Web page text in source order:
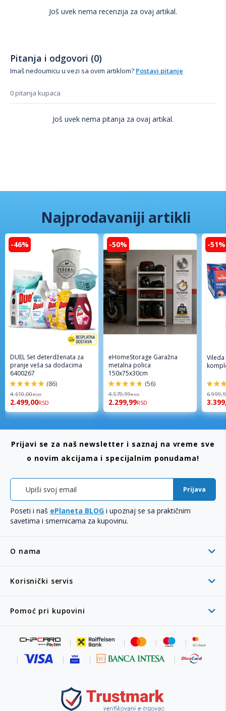
Još uvek nema recenzija za ovaj artikal.
Pitanja i odgovori (0)
Imaš nedoumicu u vezi sa ovim artiklom? Postavi pitanje
0 pitanja kupaca
Još uvek nema pitanja za ovaj artikal.
Najprodavaniji artikli
-46%
DUEL Set deterdženata za
pranje veša sa dodacima
6400267
98%
(86)
4.610,00RSD
2.499,00RSD
-50%
eHomeStorage Garažna
metalna polica
150x75x30cm
96%
(56)
4.579,99RSD
2.299,99RSD
-51%
92%
O nama
Korisnički servis
Pomoć pri kupovini
Prijavi se za naš newsletter i saznaj na vreme sve
o novim akcijama i specijalnim ponudama!
Prijava
Poseti i naš ePlaneta BLOG i upoznaj se sa praktičnim
savetima i smernicama za kupovinu.